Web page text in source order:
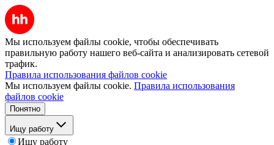
Мы используем файлы cookie, чтобы обеспечивать
правильную работу нашего веб-сайта и анализировать сетевой
трафик.
Правила использования файлов cookie
Мы используем файлы cookie. Правила использования
файлов cookie
Понятно
Ищу работу
Ищу работу